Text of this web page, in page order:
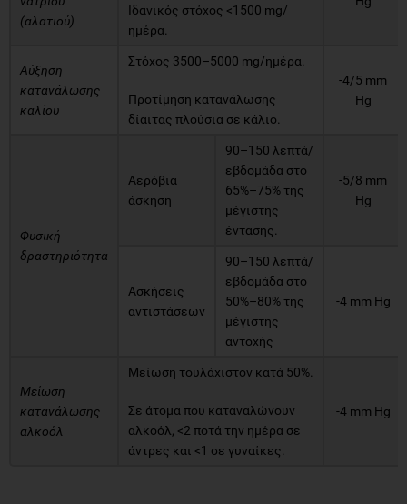
(αλατιού)
Ιδανικός στόχος <1500 mg/
ημέρα.
Αύξηση
κατανάλωσης
καλίου
Στόχος 3500–5000 mg/ημέρα.
Προτίμηση κατανάλωσης
δίαιτας πλούσια σε κάλιο.
-4/5 mm
Hg
Φυσική
δραστηριότητα
Αερόβια
άσκηση
90–150 λεπτά/
εβδομάδα στο
65%–75% της
μέγιστης
έντασης.
-5/8 mm
Hg
Ασκήσεις
αντιστάσεων
90–150 λεπτά/
εβδομάδα στο
50%–80% της
μέγιστης
αντοχής
-4 mm Hg
Μείωση
κατανάλωσης
αλκοόλ
Μείωση τουλάχιστον κατά 50%.
Σε άτομα που καταναλώνουν
αλκοόλ, <2 ποτά την ημέρα σε
άντρες και <1 σε γυναίκες.
-4 mm Hg